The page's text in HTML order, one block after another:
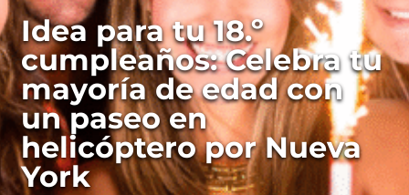
Idea para tu 18.º
cumpleaños: Celebra tu
mayoría de edad con
un paseo en
helicóptero por Nueva
York